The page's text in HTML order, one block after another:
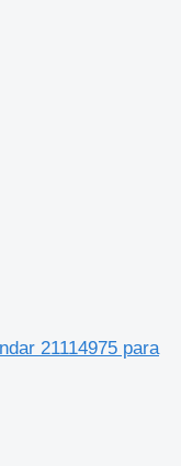
21114975 para